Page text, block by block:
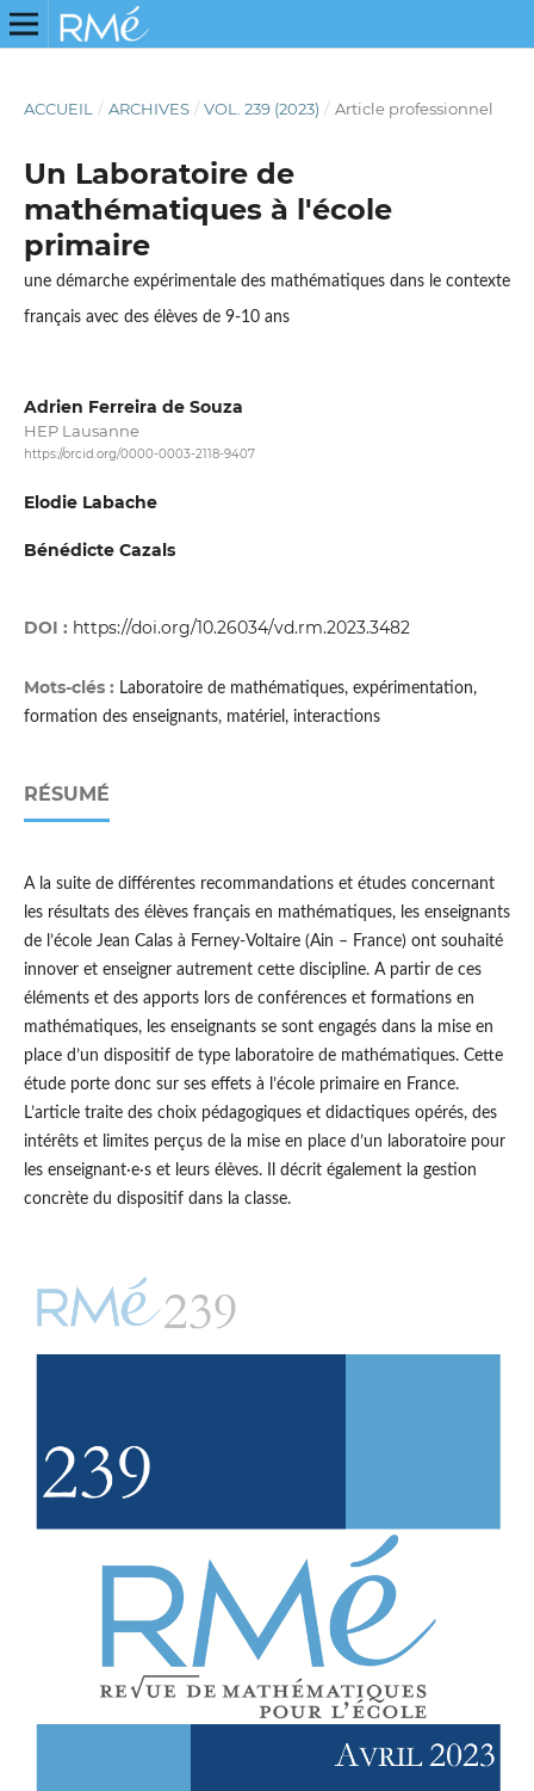
ACCUEIL / ARCHIVES / VOL. 239 (2023) / Article professionnel
Un Laboratoire de
mathématiques à l'école
primaire
une démarche expérimentale des mathématiques dans le contexte
français avec des élèves de 9-10 ans
Adrien Ferreira de Souza
HEP Lausanne
https://orcid.org/0000-0003-2118-9407
Elodie Labache
Bénédicte Cazals
DOI : https://doi.org/10.26034/vd.rm.2023.3482
Mots-clés : Laboratoire de mathématiques, expérimentation,
formation des enseignants, matériel, interactions
RÉSUMÉ
A la suite de différentes recommandations et études concernant
les résultats des élèves français en mathématiques, les enseignants
de l’école Jean Calas à Ferney-Voltaire (Ain – France) ont souhaité
innover et enseigner autrement cette discipline. A partir de ces
éléments et des apports lors de conférences et formations en
mathématiques, les enseignants se sont engagés dans la mise en
place d’un dispositif de type laboratoire de mathématiques. Cette
étude porte donc sur ses effets à l’école primaire en France.
L’article traite des choix pédagogiques et didactiques opérés, des
intérêts et limites perçus de la mise en place d’un laboratoire pour
les enseignant·e·s et leurs élèves. Il décrit également la gestion
concrète du dispositif dans la classe.